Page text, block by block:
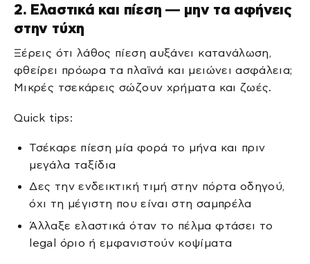
2. Ελαστικά και πίεση — μην τα αφήνεις
στην τύχη
Ξέρεις ότι λάθος πίεση αυξάνει κατανάλωση,
φθείρει πρόωρα τα πλαϊνά και μειώνει ασφάλεια;
Μικρές τσεκάρεις σώζουν χρήματα και ζωές.
Quick tips:
Τσέκαρε πίεση μία φορά το μήνα και πριν
μεγάλα ταξίδια
Δες την ενδεικτική τιμή στην πόρτα οδηγού,
όχι τη μέγιστη που είναι στη σαμπρέλα
Άλλαξε ελαστικά όταν το πέλμα φτάσει το
legal όριο ή εμφανιστούν κοψίματα